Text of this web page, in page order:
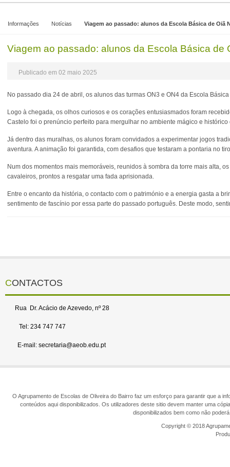
Informações Notícias Viagem ao passado: alunos da Escola Básica de Oiã
Viagem ao passado: alunos da Escola Básica
Publicado em 02 maio 2025
No passado dia 24 de abril, os alunos das turmas ON3 e ON4 da Escola
Logo à chegada, os olhos curiosos e os corações entusiasmados foram
Castelo foi o prenúncio perfeito para mergulhar no ambiente mágico e
Já dentro das muralhas, os alunos foram convidados a experimentar jogos
aventura. A animação foi garantida, com desafios que testaram a pontaria no
Num dos momentos mais memoráveis, reunidos à sombra da torre mais alta,
cavaleiros, prontos a resgatar uma fada aprisionada.
Entre o encanto da história, o contacto com o património e a energia gasta a
sentimento de fascínio por essa parte do passado português. Deste modo,
CONTACTOS
Rua Dr. Acácio de Azevedo, nº 28
Tel: 234 747 747
E-mail: secretaria@aeob.edu.pt
O Agrupamento de Escolas de Oliveira do Bairro faz um esforço para garantir que a
conteúdos aqui disponibilizados. Os utilizadores deste sitio devem manter uma
disponibilizados bem como não
Copyright © 2018